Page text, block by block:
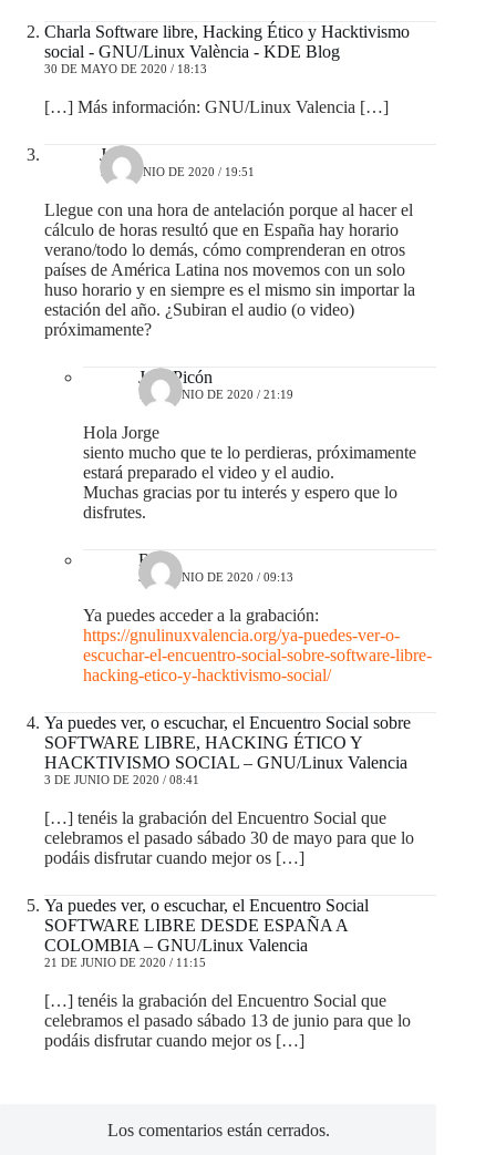
Charla Software libre, Hacking Ético y Hacktivismo
social - GNU/Linux València - KDE Blog
30 DE MAYO DE 2020 / 18:13
[…] Más información: GNU/Linux Valencia […]
Jorge
1 DE JUNIO DE 2020 / 19:51
Llegue con una hora de antelación porque al hacer el
cálculo de horas resultó que en España hay horario
verano/todo lo demás, cómo comprenderan en otros
países de América Latina nos movemos con un solo
huso horario y en siempre es el mismo sin importar la
estación del año. ¿Subiran el audio (o video)
próximamente?
José Picón
1 DE JUNIO DE 2020 / 21:19
Hola Jorge
siento mucho que te lo perdieras, próximamente
estará preparado el video y el audio.
Muchas gracias por tu interés y espero que lo
disfrutes.
Ritxi
3 DE JUNIO DE 2020 / 09:13
Ya puedes acceder a la grabación:
https://gnulinuxvalencia.org/ya-puedes-ver-o-
escuchar-el-encuentro-social-sobre-software-libre-
hacking-etico-y-hacktivismo-social/
Ya puedes ver, o escuchar, el Encuentro Social sobre
SOFTWARE LIBRE, HACKING ÉTICO Y
HACKTIVISMO SOCIAL – GNU/Linux Valencia
3 DE JUNIO DE 2020 / 08:41
[…] tenéis la grabación del Encuentro Social que
celebramos el pasado sábado 30 de mayo para que lo
podáis disfrutar cuando mejor os […]
Ya puedes ver, o escuchar, el Encuentro Social
SOFTWARE LIBRE DESDE ESPAÑA A
COLOMBIA – GNU/Linux Valencia
21 DE JUNIO DE 2020 / 11:15
[…] tenéis la grabación del Encuentro Social que
celebramos el pasado sábado 13 de junio para que lo
podáis disfrutar cuando mejor os […]
Los comentarios están cerrados.